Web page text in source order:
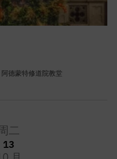
德蒙特修道院教堂
二
13